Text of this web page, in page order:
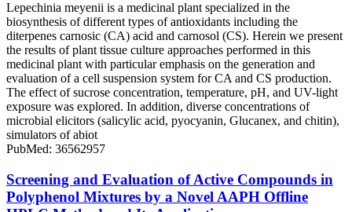
Lepechinia meyenii is a medicinal plant specialized in the
biosynthesis of different types of antioxidants including the
diterpenes carnosic (CA) acid and carnosol (CS). Herein we present
the results of plant tissue culture approaches performed in this
medicinal plant with particular emphasis on the generation and
evaluation of a cell suspension system for CA and CS production.
The effect of sucrose concentration, temperature, pH, and UV-light
exposure was explored. In addition, diverse concentrations of
microbial elicitors (salicylic acid, pyocyanin, Glucanex, and chitin),
simulators of abiot
PubMed: 36562957
Screening and Evaluation of Active Compounds in
Polyphenol Mixtures by a Novel AAPH Offline